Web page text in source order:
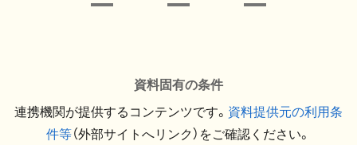
資料固有の条件
連携機関が提供するコンテンツです。 資料提供元の利用条
件等（外部サイトへリンク）をご確認ください。